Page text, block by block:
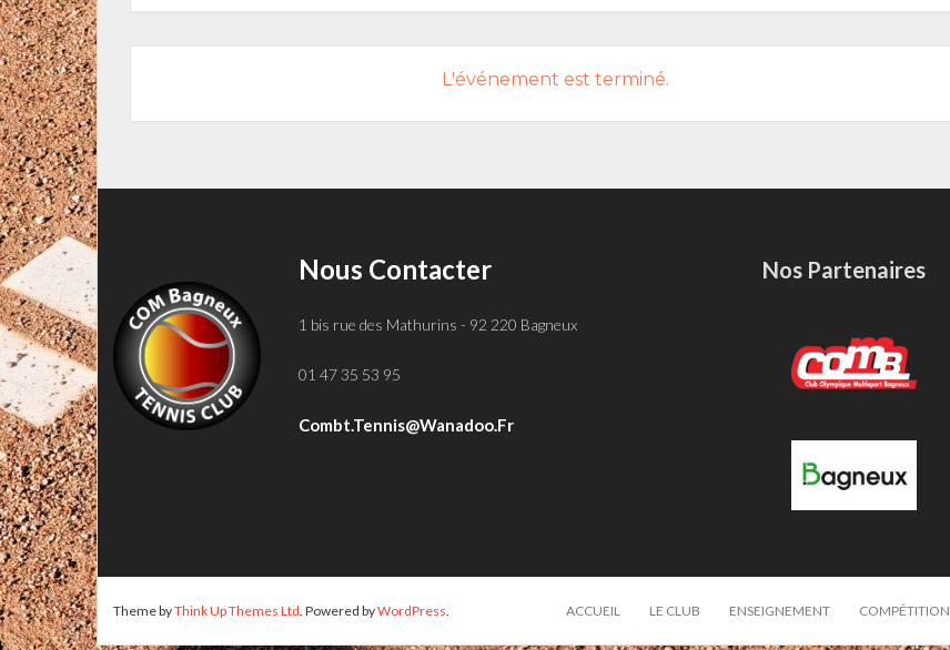
L'événement est terminé.
Nous Contacter
1 bis rue des Mathurins - 92 220 Bagneux
01 47 35 53 95
Combt.tennis@wanadoo.fr
Nos Partenaires
Theme byThink Up Themes Ltd. Powered byWordPress. ACCUEIL LE CLUB ENSEIGNEMENT COMPÉTITION